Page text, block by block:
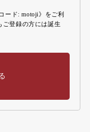
ード: motoji》をご利
ご登録の方には誕生